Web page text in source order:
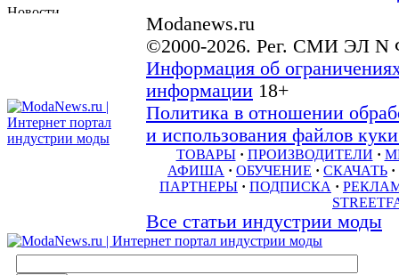
Modanews.ru
©2000-2026. Рег. СМИ ЭЛ N
Информация об
информации 18+
Политика в отношении
и использования файлов
ТОВАРЫ · ПРОИЗВОДИТЕЛИ ·
АФИША · ОБУЧЕНИЕ · СКАЧАТЬ ·
ПАРТНЕРЫ · ПОДПИСКА ·
Все статьи индустрии моды